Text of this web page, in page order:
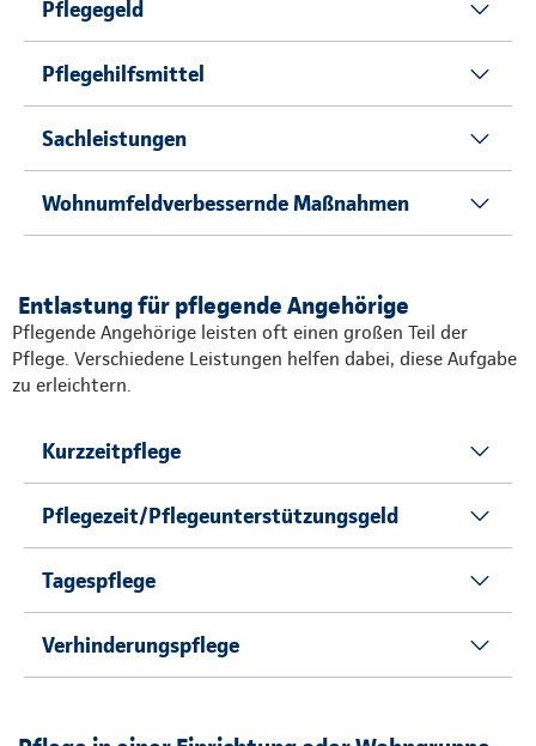
Pflegegeld
Pflegehilfsmittel
Sachleistungen
Wohnumfeldverbessernde Maßnahmen
Entlastung für pflegende Angehörige
Pflegende Angehörige leisten oft einen großen Teil der
Pflege. Verschiedene Leistungen helfen dabei, diese Aufgabe
zu erleichtern.
Kurzzeitpflege
Pflegezeit/Pflegeunterstützungsgeld
Tagespflege
Verhinderungspflege